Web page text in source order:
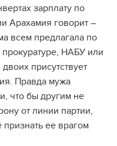
зарплату по
Арахамия говорит –
всем предлагала по
НАБУ или
присутствует
Правда мужа
что бы другим не
от линии партии,
ее врагом